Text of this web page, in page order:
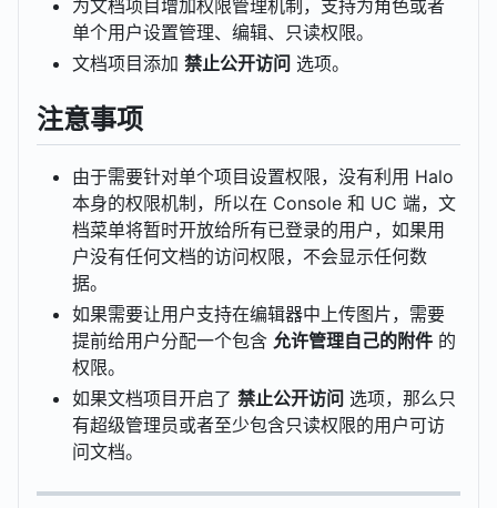
为文档项目增加权限管理机制，支持为角色或者
单个用户设置管理、编辑、只读权限。
文档项目添加 禁止公开访问 选项。
注意事项
由于需要针对单个项目设置权限，没有利用 Halo
本身的权限机制，所以在 Console 和 UC 端，文
档菜单将暂时开放给所有已登录的用户，如果用
户没有任何文档的访问权限，不会显示任何数
据。
如果需要让用户支持在编辑器中上传图片，需要
提前给用户分配一个包含 允许管理自己的附件 的
权限。
如果文档项目开启了 禁止公开访问 选项，那么只
有超级管理员或者至少包含只读权限的用户可访
问文档。